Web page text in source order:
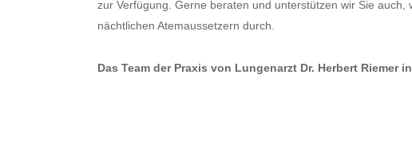
zur Verfügung. Gerne beraten und unterstützen wir Sie
nächtlichen Atemaussetzern durch.
Das Team der Praxis von Lungenarzt Dr. Herbert